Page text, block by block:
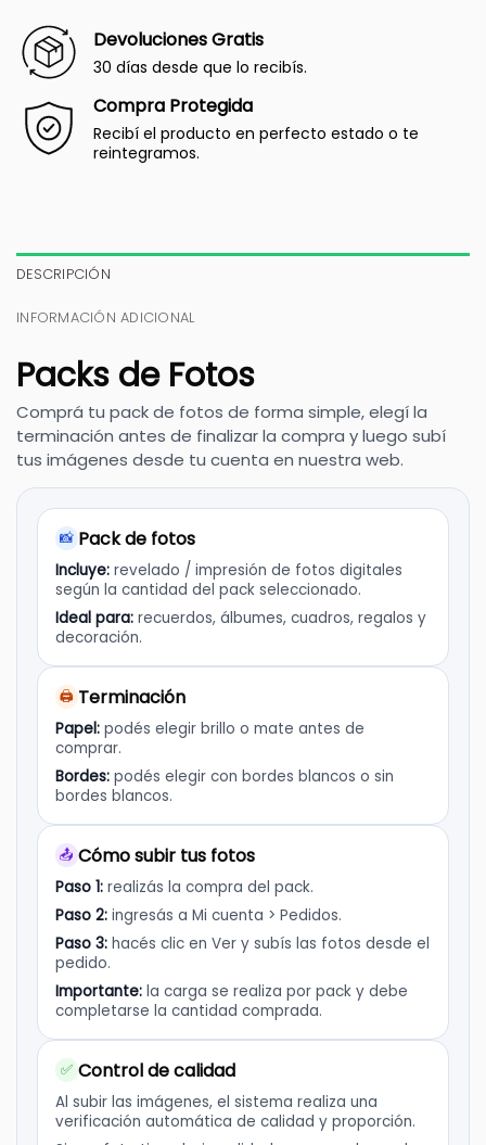
Devoluciones Gratis
30 días desde que lo recibís.
Compra Protegida
Recibí el producto en perfecto estado o te
reintegramos.
DESCRIPCIÓN
INFORMACIÓN ADICIONAL
Packs de Fotos
Comprá tu pack de fotos de forma simple, elegí la
terminación antes de finalizar la compra y luego subí
tus imágenes desde tu cuenta en nuestra web.
📸 Pack de fotos
Incluye: revelado / impresión de fotos digitales
según la cantidad del pack seleccionado.
Ideal para: recuerdos, álbumes, cuadros, regalos y
decoración.
🖨️ Terminación
Papel: podés elegir brillo o mate antes de
comprar.
Bordes: podés elegir con bordes blancos o sin
bordes blancos.
📤 Cómo subir tus fotos
Paso 1: realizás la compra del pack.
Paso 2: ingresás a Mi cuenta > Pedidos.
Paso 3: hacés clic en Ver y subís las fotos desde el
pedido.
Importante: la carga se realiza por pack y debe
completarse la cantidad comprada.
✅ Control de calidad
Al subir las imágenes, el sistema realiza una
verificación automática de calidad y proporción.